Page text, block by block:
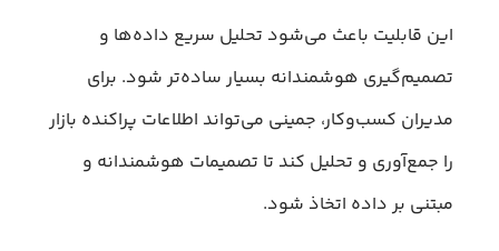
این قابلیت باعث می‌شود تحلیل سریع‌ داده‌ها و
تصمیم‌گیری هوشمندانه بسیار ساده‌تر شود. برای
مدیران کسب‌وکار، جمینی می‌تواند اطلاعات پراکنده بازار
را جمع‌آوری و تحلیل کند تا تصمیمات هوشمندانه و
مبتنی بر داده اتخاذ شود.